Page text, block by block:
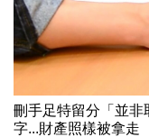
刪手足特留分「並非
字...財產照樣被拿走